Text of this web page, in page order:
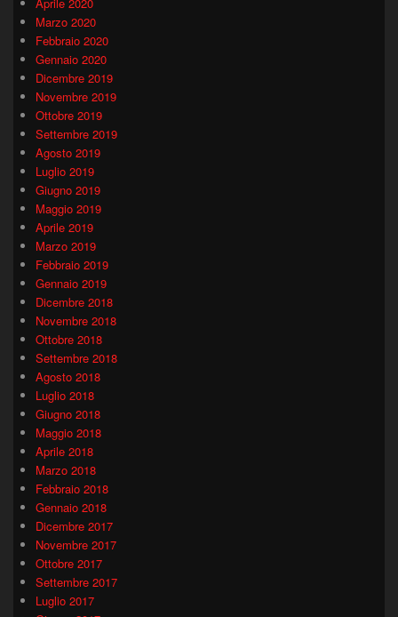
Marzo 2020
Febbraio 2020
Gennaio 2020
Dicembre 2019
Novembre 2019
Ottobre 2019
Settembre 2019
Agosto 2019
Luglio 2019
Giugno 2019
Maggio 2019
Aprile 2019
Marzo 2019
Febbraio 2019
Gennaio 2019
Dicembre 2018
Novembre 2018
Ottobre 2018
Settembre 2018
Agosto 2018
Luglio 2018
Giugno 2018
Maggio 2018
Aprile 2018
Marzo 2018
Febbraio 2018
Gennaio 2018
Dicembre 2017
Novembre 2017
Ottobre 2017
Settembre 2017
Luglio 2017